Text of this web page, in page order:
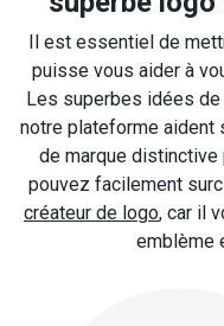
Il est essentiel de
puisse vous aider à
Les superbes idées
notre plateforme aident
de marque distinctive
pouvez facilement
créateur de logo, car il
emblème